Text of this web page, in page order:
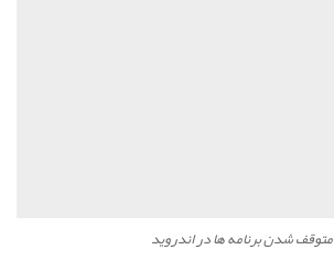
متوقف شدن برنامه ها در اندروید